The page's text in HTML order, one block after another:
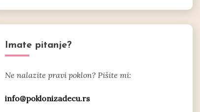
Imate pitanje?
Ne nalazite pravi poklon? Pišite mi:
info@poklonizadecu.rs